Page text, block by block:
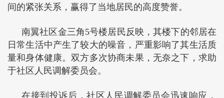
间的紧张关系，赢得了当地居民的高度赞誉。
南翼社区金三角5号楼居民反映，其楼下的邻居在
日常生活中产生了较大的噪音，严重影响了其生活质
量和身体健康。双方多次协商未果，无奈之下，求助
于社区人民调解委员会。
在接到投诉后，社区人民调解委员会迅速响应，